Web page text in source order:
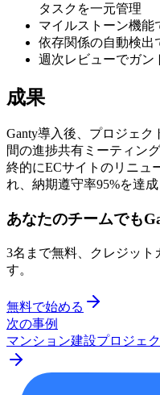
タスクを一元管理
マイルストーン機能
依存関係の自動検出
週次レビューでガン
成果
Ganty導入後、プロジェク
間の進捗共有ミーティン
終的にECサイトのリニュ
れ、納期遵守率95%を達成
あなたのチームでも
3名まで無料、クレジット
す。
無料で始める
次の事例
マンション建設プロジェ